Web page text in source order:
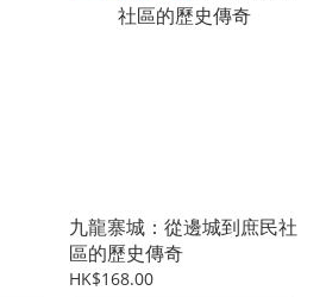
九龍寨城：從邊城到庶民社
區的歷史傳奇
HK$168.00